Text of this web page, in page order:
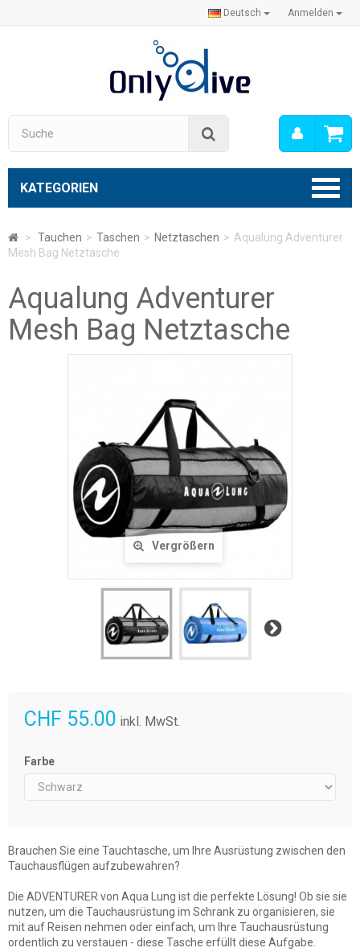
Anmelden
Deutsch
Mein
Konto
KATEGORIEN
> Tauchen > Taschen > Netztaschen > Aqualung Adventurer
Mesh Bag Netztasche
Aqualung Adventurer
Mesh Bag Netztasche
Vergrößern
Weiter
CHF 55.00 inkl. MwSt.
Farbe
Brauchen Sie eine Tauchtasche, um Ihre Ausrüstung zwischen den
Tauchausflügen aufzubewahren?
Die ADVENTURER von Aqua Lung ist die perfekte Lösung! Ob sie sie
nutzen, um die Tauchausrüstung im Schrank zu organisieren, sie
mit auf Reisen nehmen oder einfach, um Ihre Tauchausrüstung
ordentlich zu verstauen - diese Tasche erfüllt diese Aufgabe.